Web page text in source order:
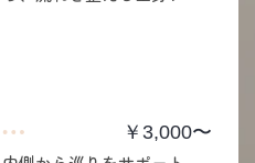
￥3,000〜